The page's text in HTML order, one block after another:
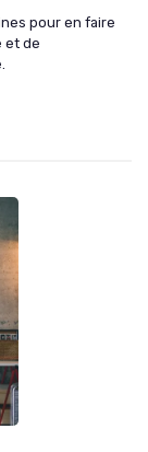
pour en faire
et de